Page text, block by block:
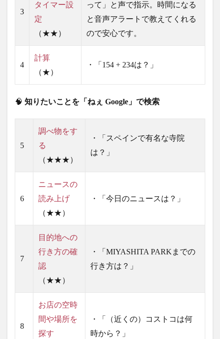
3
タイマー設
定
（★★）
って」と声で指示。時間になる
と音声アラートで教えてくれる
ので安心です。
4
計算
（★）
・「154 + 234は？」
🧠 知りたいことを「ねぇ Google」で検索
5
調べ物をす
る
（★★★）
・「スペインで有名な寺院
は？」
6
ニュースの
読み上げ
（★★）
・「今日のニュースは？」
7
目的地への
行き方の確
認
（★★）
・「MIYASHITA PARKまでの
行き方は？」
8
お店の空時
間や場所を
探す
・「（近くの）コストコは何
時から？」